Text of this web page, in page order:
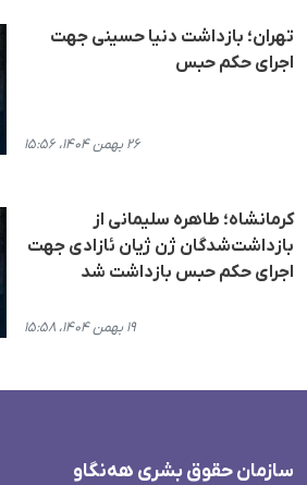
تهران؛ بازداشت دنیا حسینی جهت
اجرای حکم حبس
۲۶ بهمن ۱۴۰۴، ۱۵:۵۶
کرمانشاه؛ طاهره سلیمانی از
بازداشت‌شدگان ژن ژیان ئازادی جهت
اجرای حکم حبس بازداشت شد
۱۹ بهمن ۱۴۰۴، ۱۵:۵۸
سازمان حقوق بشری هەنگاو